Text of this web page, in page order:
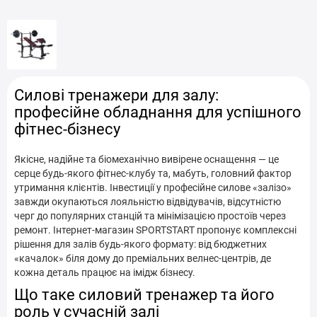
Силові тренажери у Броварах
Силові тренажери у Вінниці Силові тренажери у Дніпрі
Силові тренажери у Запоріжжі
Силові тренажери у Кам'янець-Подільському
Силові тренажери у Києві
Силові тренажери у Кременчузі
Силові тренажери у Кривому Розі
Силові тренажери у Луцьку
Силові тренажери для залу:
професійне обладнання для успішного
фітнес-бізнесу
Якісне, надійне та біомеханічно вивірене оснащення — це
серце будь-якого фітнес-клубу та, мабуть, головний фактор
утримання клієнтів. Інвестиції у професійне силове «залізо»
завжди окупаються лояльністю відвідувачів, відсутністю
черг до популярних станцій та мінімізацією простоїв через
ремонт. Інтернет-магазин SPORTSTART пропонує комплексні
рішення для залів будь-якого формату: від бюджетних
«качалок» біля дому до преміальних велнес-центрів, де
кожна деталь працює на імідж бізнесу.
Що таке силовий тренажер та його
роль у сучасній залі